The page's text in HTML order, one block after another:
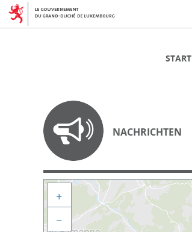
START
NACHRICHTEN
+
−